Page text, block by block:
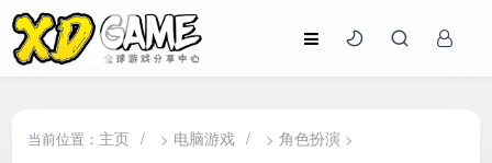
当前位置： 主页 / > 电脑游戏 / >角色扮演 >